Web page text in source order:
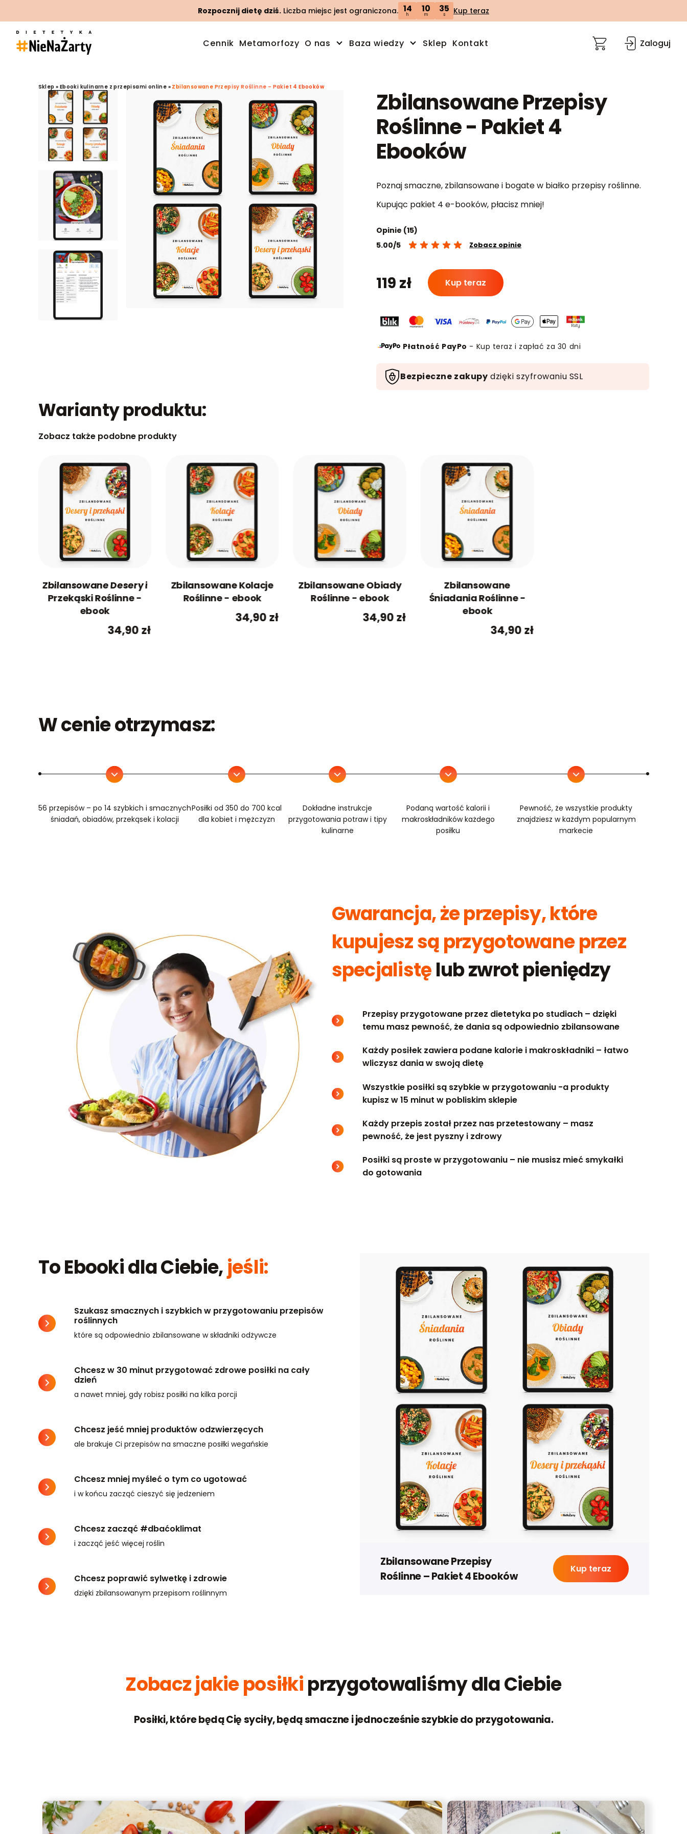
Rozpocznij dietę dziś. Liczba miejsc jest ograniczona. 14
h
10
m
33
s Kup teraz
Cennik Metamorfozy O nas Baza wiedzy Sklep Kontakt Zaloguj
Sklep » Ebooki kulinarne z przepisami online » Zbilansowane Przepisy Roślinne – Pakiet 4 Ebooków
Zbilansowane Przepisy
Roślinne - Pakiet 4
Ebooków
Poznaj smaczne, zbilansowane i bogate w białko przepisy roślinne.
Kupując pakiet 4 e-booków, płacisz mniej!
Opinie (15)
5.00/5
Zobacz opinie
119 zł
ilość
Zbilansowane
4
Kup teraz
Płatność PayPo - Kup teraz i zapłać za 30 dni
Bezpieczne zakupy dzięki szyfrowaniu SSL
Warianty produktu:
Zobacz także podobne produkty
Zbilansowane Desery i
Przekąski Roślinne -
ebook
34,90 zł
Zbilansowane Kolacje
Roślinne - ebook
34,90 zł
Zbilansowane Obiady
Roślinne - ebook
34,90 zł
Zbilansowane
Śniadania Roślinne -
ebook
34,90 zł
W cenie otrzymasz:
56 przepisów – po 14 szybkich i smacznych
śniadań, obiadów, przekąsek i kolacji
Posiłki od 350 do 700 kcal
dla kobiet i mężczyzn
Dokładne instrukcje
przygotowania potraw i tipy
kulinarne
Podaną wartość kalorii i
makroskładników każdego
posiłku
Pewność, że wszystkie produkty
znajdziesz w każdym popularnym
markecie
Gwarancja, że przepisy, które
kupujesz są przygotowane przez
specjalistęlub zwrot pieniędzy
Przepisy przygotowane przez dietetyka po studiach – dzięki
temu masz pewność, że dania są odpowiednio zbilansowane
Każdy posiłek zawiera podane kalorie i makroskładniki – łatwo
wliczysz dania w swoją dietę
Wszystkie posiłki są szybkie w przygotowaniu -a produkty
kupisz w 15 minut w pobliskim sklepie
Każdy przepis został przez nas przetestowany – masz
pewność, że jest pyszny i zdrowy
Posiłki są proste w przygotowaniu – nie musisz mieć smykałki
do gotowania
Zbilansowane Przepisy
Roślinne – Pakiet 4 Ebooków
Kup teraz
To Ebooki dla Ciebie,jeśli:
Szukasz smacznych i szybkich w przygotowaniu przepisów
roślinnych
które są odpowiednio zbilansowane w składniki odżywcze
Chcesz w 30 minut przygotować zdrowe posiłki na cały
dzień
a nawet mniej, gdy robisz posiłki na kilka porcji
Chcesz jeść mniej produktów odzwierzęcych
ale brakuje Ci przepisów na smaczne posiłki wegańskie
Chcesz mniej myśleć o tym co ugotować
i w końcu zacząć cieszyć się jedzeniem
Chcesz zacząć #dbaćoklimat
i zacząć jeść więcej roślin
Chcesz poprawić sylwetkę i zdrowie
dzięki zbilansowanym przepisom roślinnym
Zobacz jakie posiłkiprzygotowaliśmy dla Ciebie
Posiłki, które będą Cię syciły, będą smaczne i jednocześnie szybkie do przygotowania.